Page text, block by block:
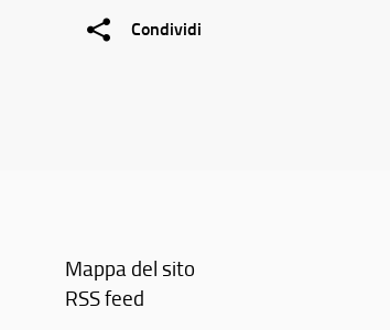
Condividi
Mappa del sito
RSS feed